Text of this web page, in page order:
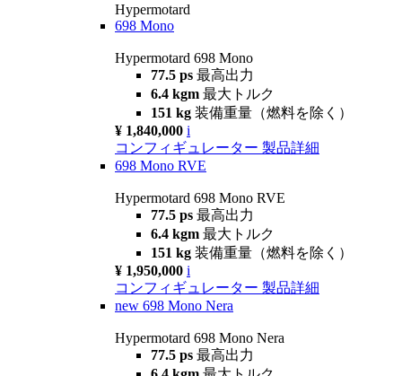
Hypermotard
698 Mono
Hypermotard 698 Mono
77.5 ps 最高出力
6.4 kgm 最大トルク
151 kg 装備重量（燃料を除く）
¥ 1,840,000 i
コンフィギュレーター 製品詳細
698 Mono RVE
Hypermotard 698 Mono RVE
77.5 ps 最高出力
6.4 kgm 最大トルク
151 kg 装備重量（燃料を除く）
¥ 1,950,000 i
コンフィギュレーター 製品詳細
new 698 Mono Nera
Hypermotard 698 Mono Nera
77.5 ps 最高出力